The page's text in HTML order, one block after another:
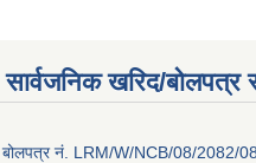
सार्वजनिक खरिद/बोलपत्र
बोलपत्र नं. LRM/W/NCB/08/2082/